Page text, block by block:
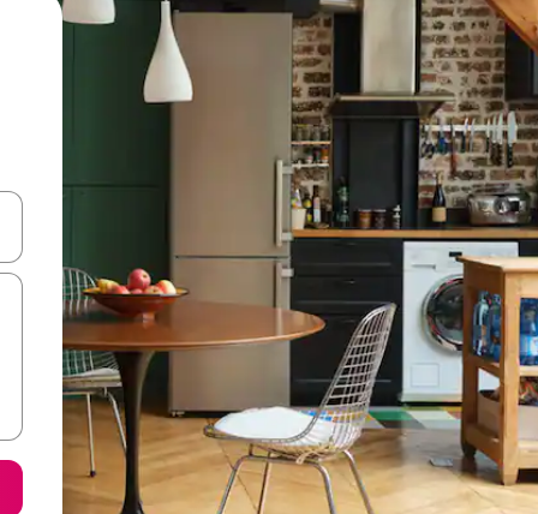
le haut et vers le bas pour les parcourir ou en appuyant et en